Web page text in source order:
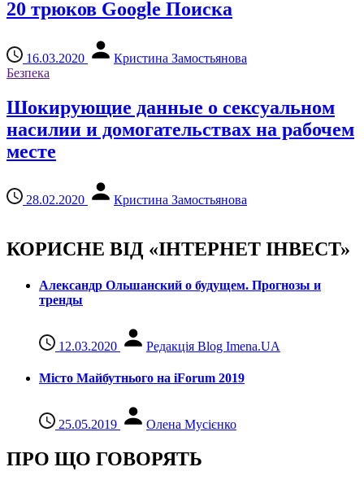
20 трюков Google Поиска
16.03.2020
Кристина Замостьянова
Безпека
Шокирующие данные о сексуальном
насилии и домогательствах на рабочем
месте
28.02.2020 Кристина Замостьянова
КОРИСНЕ ВІД «ІНТЕРНЕТ ІНВЕСТ»
Александр Ольшанский о будущем. Прогнозы и
тренды
12.03.2020 Редакція Blog Imena.UA
Місто Майбутнього на iForum 2019
25.05.2019 Олена Мусієнко
ПРО ЩО ГОВОРЯТЬ